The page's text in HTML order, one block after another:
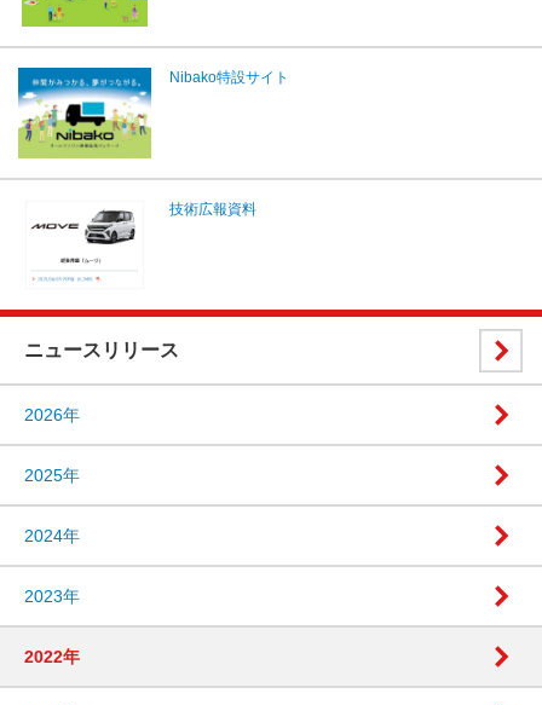
Nibako特設サイト
技術広報資料
ニュースリリース
2026年
2025年
2024年
2023年
2022年